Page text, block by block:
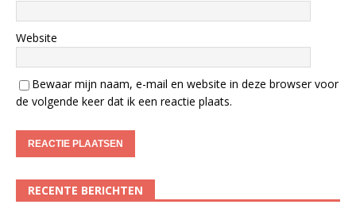
Website
Bewaar mijn naam, e-mail en website in deze browser voor
de volgende keer dat ik een reactie plaats.
RECENTE BERICHTEN